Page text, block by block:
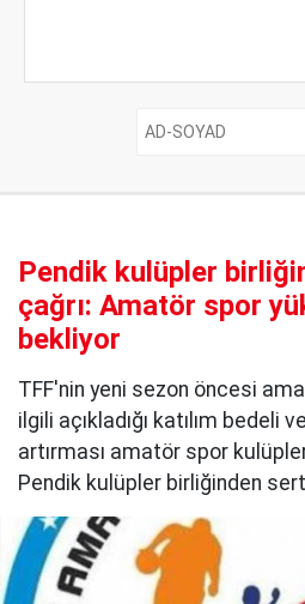
Pendik kulüpler
çağrı: Amatör spor
bekliyor
TFF'nin yeni sezon öncesi
ilgili açıkladığı katılım bedeli
artırması amatör spor
Pendik kulüpler birliğinden